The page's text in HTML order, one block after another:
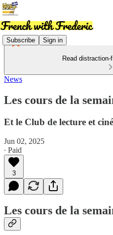
Subscribe Sign in
Read
News
Les cours de la
Et le Club de lecture et
Jun 02, 2025
∙ Paid
3
Les cours de la